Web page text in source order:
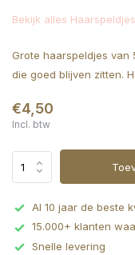
Bekijk alles Haarspeldjes
Grote haarspeldjes van
die goed blijven zitten.
€4,50
Incl. btw
Al 10 jaar de beste
15.000+ klanten
Snelle levering